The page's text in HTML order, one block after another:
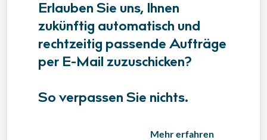
Erlauben Sie uns, Ihnen
zukünftig automatisch und
rechtzeitig passende Aufträge
per E-Mail zuzuschicken?
So verpassen Sie nichts.
Mehr erfahren